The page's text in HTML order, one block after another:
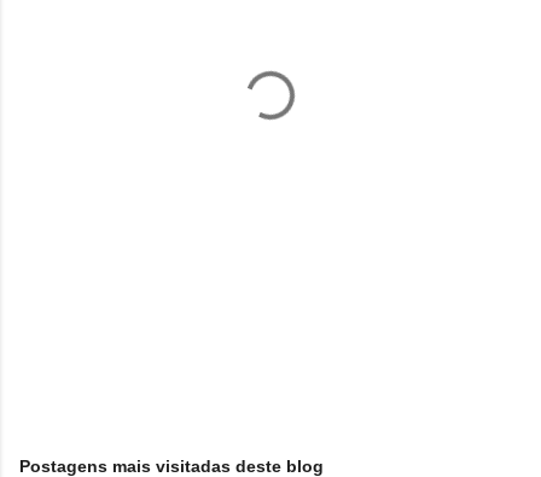
Postagens mais visitadas deste blog